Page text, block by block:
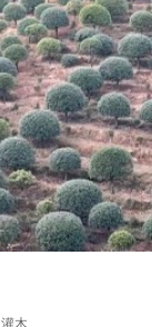
灌木